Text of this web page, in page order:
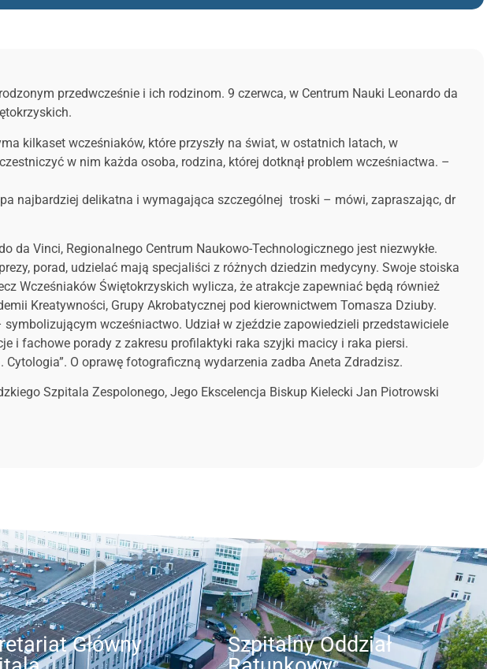
przedwcześnie i ich rodzinom. 9 czerwca, w Centrum Nauki Leonardo da
kilkaset wcześniaków, które przyszły na świat, w ostatnich latach, w
w nim każda osoba, rodzina, której dotknął problem wcześniactwa. –
najbardziej delikatna i wymagająca szczególnej troski – mówi, zapraszając, dr
Vinci, Regionalnego Centrum Naukowo-Technologicznego jest niezwykłe.
porad, udzielać mają specjaliści z różnych dziedzin medycyny. Swoje stoiska
Wcześniaków Świętokrzyskich wylicza, że atrakcje zapewniać będą również
Kreatywności, Grupy Akrobatycznej pod kierownictwem Tomasza Dziuby.
wcześniactwo. Udział w zjeździe zapowiedzieli przedstawiciele
i fachowe porady z zakresu profilaktyki raka szyjki macicy i raka piersi.
O oprawę fotograficzną wydarzenia zadba Aneta Zdradzisz.
Szpitala Zespolonego, Jego Ekscelencja Biskup Kielecki Jan Piotrowski
Główny
Szpitalny Oddział